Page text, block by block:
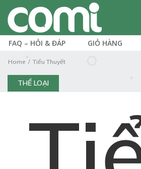
FAQ – HỎI & ĐÁP GIỎ HÀNG
Home Tiểu Thuyết
THỂ LOẠI